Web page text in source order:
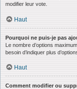
modifier leur vote.
Haut
Pourquoi ne puis-je pas
Le nombre d’options
besoin d’indiquer plus
Haut
Comment modifier ou